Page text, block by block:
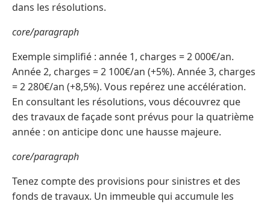
dans les résolutions.
core/paragraph
Exemple simplifié : année 1, charges = 2 000€/an.
Année 2, charges = 2 100€/an (+5%). Année 3, charges
= 2 280€/an (+8,5%). Vous repérez une accélération.
En consultant les résolutions, vous découvrez que
des travaux de façade sont prévus pour la quatrième
année : on anticipe donc une hausse majeure.
core/paragraph
Tenez compte des provisions pour sinistres et des
fonds de travaux. Un immeuble qui accumule les